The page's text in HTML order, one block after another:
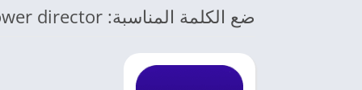
ضع الكلمة المناسبة: Power director مهكر اخر اصدار